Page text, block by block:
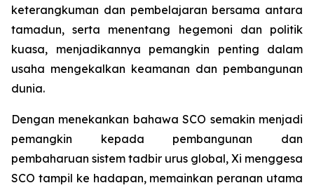
keterangkuman dan pembelajaran bersama antara
tamadun, serta menentang hegemoni dan politik
kuasa, menjadikannya pemangkin penting dalam
usaha mengekalkan keamanan dan pembangunan
dunia.
Dengan menekankan bahawa SCO semakin menjadi
pemangkin kepada pembangunan dan
pembaharuan sistem tadbir urus global, Xi menggesa
SCO tampil ke hadapan, memainkan peranan utama